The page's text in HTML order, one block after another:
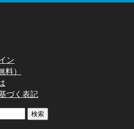
ン
）
づく表記